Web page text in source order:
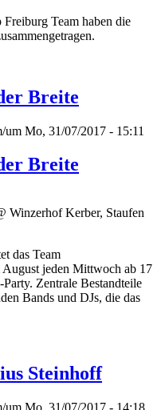
Team haben die
Breite
um Mo, 31/07/2017 - 15:11
Breite
Winzerhof Kerber, Staufen
das Team
jeden Mittwoch ab 17
Zentrale Bestandteile
Bands und DJs, die das
Steinhoff